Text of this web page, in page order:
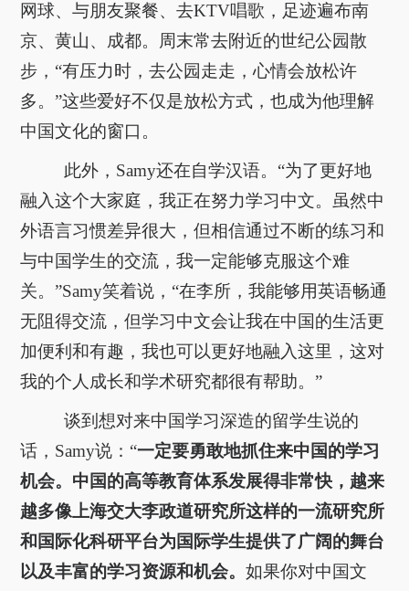
网球、与朋友聚餐、去KTV唱歌，足迹遍布南
京、黄山、成都。周末常去附近的世纪公园散
步，“有压力时，去公园走走，心情会放松许
多。”这些爱好不仅是放松方式，也成为他理解
中国文化的窗口。
此外，Samy还在自学汉语。“为了更好地
融入这个大家庭，我正在努力学习中文。虽然中
外语言习惯差异很大，但相信通过不断的练习和
与中国学生的交流，我一定能够克服这个难
关。”Samy笑着说，“在李所，我能够用英语畅通
无阻得交流，但学习中文会让我在中国的生活更
加便利和有趣，我也可以更好地融入这里，这对
我的个人成长和学术研究都很有帮助。”
谈到想对来中国学习深造的留学生说的
话，Samy说：“一定要勇敢地抓住来中国的学习
机会。中国的高等教育体系发展得非常快，越来
越多像上海交大李政道研究所这样的一流研究所
和国际化科研平台为国际学生提供了广阔的舞台
以及丰富的学习资源和机会。如果你对中国文